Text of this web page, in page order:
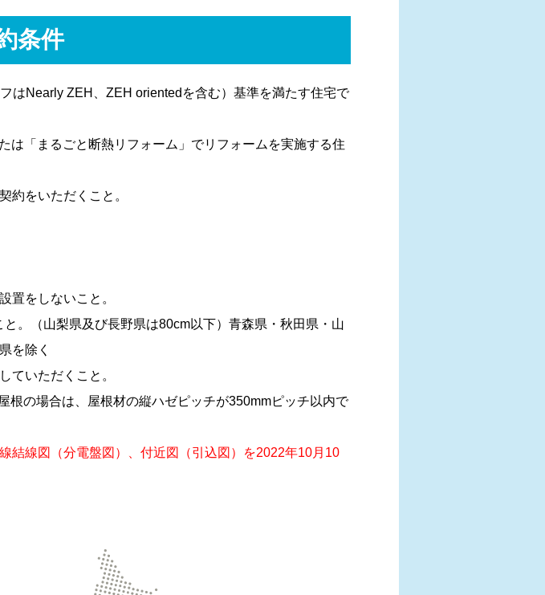
条件
はNearly ZEH、ZEH orientedを含む）基準を満たす住宅で
は「まるごと断熱リフォーム」でリフォームを実施する住
約をいただくこと。
置をしないこと。
。（⼭梨県及び長野県は80cm以下）青森県・秋田県・山
を除く
ていただくこと。
根の場合は、屋根材の縦ハゼピッチが350mmピッチ以内で
結線図（分電盤図）、付近図（引込図）を2022年10月10